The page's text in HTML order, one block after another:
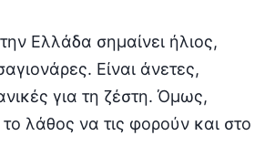
Ελλάδα σημαίνει ήλιος,
Είναι άνετες,
για τη ζέστη. Όμως,
λάθος να τις φορούν και στο